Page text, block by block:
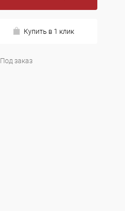
Купить в 1 клик
Под заказ